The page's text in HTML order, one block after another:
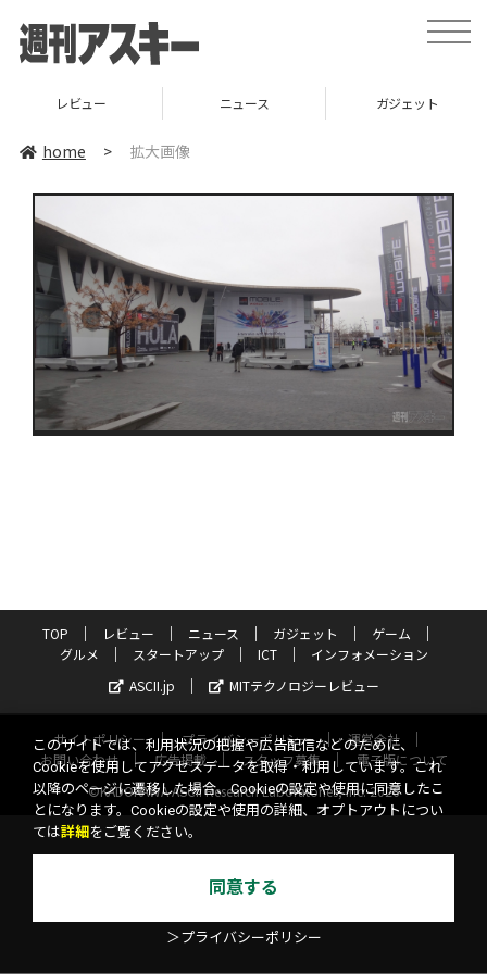
toggle
レビュー ニュース ガジェット
home > 拡大画像
TOP レビュー ニュース ガジェット
ゲーム
グルメ
スタートアップ ICT
インフォメーション
ASCII.jp
MITテクノロジーレビュー
サイトポリシー プライバシーポリシー
運営会社
お問い合わせ
広告掲載 スタッフ募集
電子版について
©KADOKAWA ASCII Research Laboratories, Inc. 2026
このサイトでは、利用状況の把握や広告配信などのために、
Cookieを使用してアクセスデータを取得・利用しています。これ
以降のページに遷移した場合、Cookieの設定や使用に同意したこ
とになります。Cookieの設定や使用の詳細、オプトアウトについ
ては詳細 をご覧ください。
同意する
＞プライバシーポリシー